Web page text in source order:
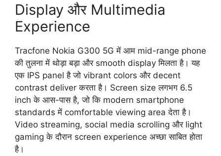
Display और Multimedia
Experience
Tracfone Nokia G300 5G में आम mid-range phone
की तुलना में थोड़ा बड़ा और smooth display मिलता है। यह
एक IPS panel है जो vibrant colors और decent
contrast deliver करता है। Screen size लगभग 6.5
inch के आस-पास है, जो कि modern smartphone
standards में comfortable viewing area देता है।
Video streaming, social media scrolling और light
gaming के दौरान screen experience अच्छा साबित होता
है।